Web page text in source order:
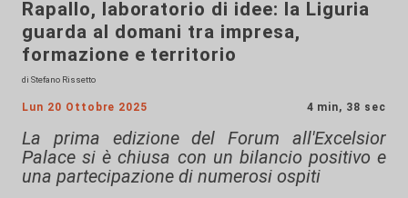
Rapallo, laboratorio di idee: la Liguria
guarda al domani tra impresa,
formazione e territorio
di Stefano Rissetto
Lun 20 Ottobre 2025 4 min, 38 sec
La prima edizione del Forum all'Excelsior
Palace si è chiusa con un bilancio positivo e
una partecipazione di numerosi ospiti